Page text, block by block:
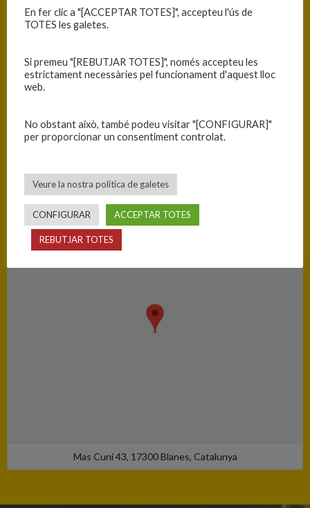
Equip T
C.E. Vilafant 61
PISTA
Blanes - Ciutat Esportiva Blanes
Mas Cuní 43, 17300 Blanes, Catalunya
En fer clic a "[ACCEPTAR TOTES]", accepteu l'ús de
TOTES les galetes.
Si premeu "[REBUTJAR TOTES]", només accepteu les
estrictament necessàries pel funcionament d'aquest lloc
web.
No obstant això, també podeu visitar "[CONFIGURAR]"
per proporcionar un consentiment controlat.
Veure la nostra política de galetes
CONFIGURAR ACCEPTAR TOTES
REBUTJAR TOTES